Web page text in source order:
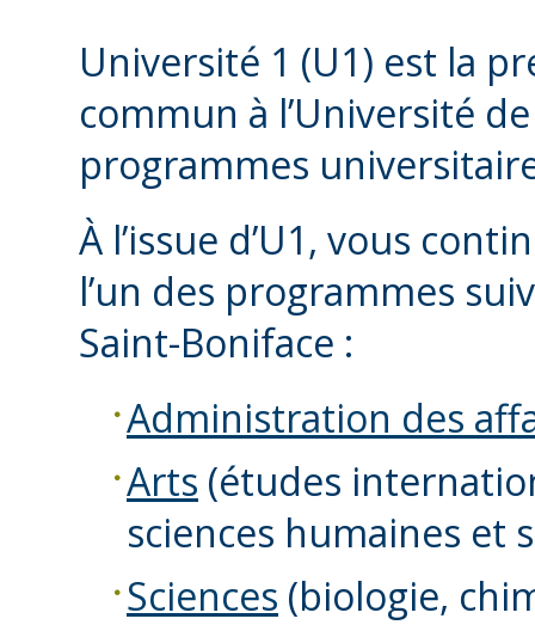
Université 1 (U1) est la
commun à l’Université
programmes
À l’issue d’U1, vous
l’un des programmes
Saint-Boniface :
Administration des
Arts (études
sciences humaines et
Sciences (biologie,